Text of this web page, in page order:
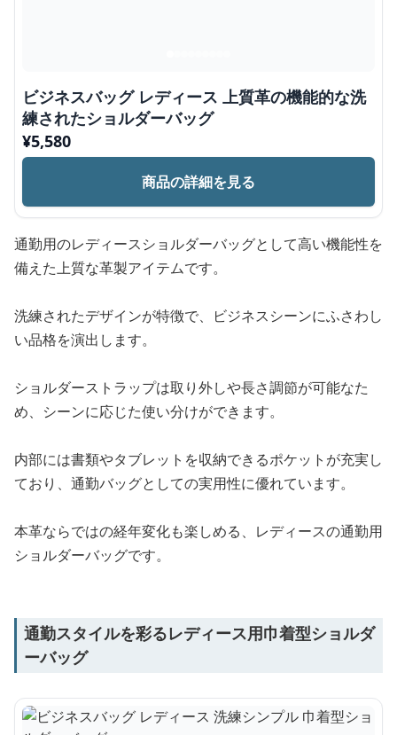
ビジネスバッグ レディース 上質革の機能的な洗
練されたショルダーバッグ
¥5,580
商品の詳細を見る
通勤用のレディースショルダーバッグとして高い機能性を
備えた上質な革製アイテムです。
洗練されたデザインが特徴で、ビジネスシーンにふさわし
い品格を演出します。
ショルダーストラップは取り外しや長さ調節が可能なた
め、シーンに応じた使い分けができます。
内部には書類やタブレットを収納できるポケットが充実し
ており、通勤バッグとしての実用性に優れています。
本革ならではの経年変化も楽しめる、レディースの通勤用
ショルダーバッグです。
通勤スタイルを彩るレディース用巾着型ショルダ
ーバッグ